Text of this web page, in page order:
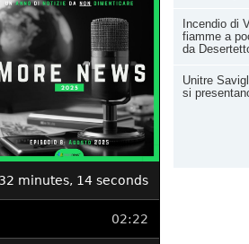
Incendio di
fiamme a
da
Unitre
si